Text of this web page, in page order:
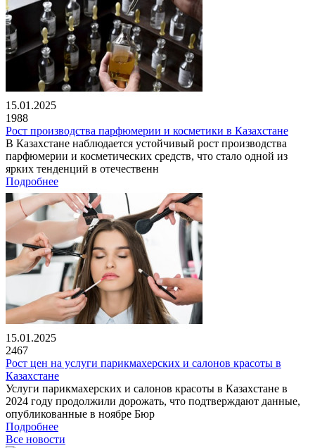
15.01.2025
1988
Рост производства парфюмерии и косметики в Казахстане
В Казахстане наблюдается устойчивый рост производства
парфюмерии и косметических средств, что стало одной из
ярких тенденций в отечественн
Подробнее
15.01.2025
2467
Рост цен на услуги парикмахерских и салонов красоты в
Казахстане
Услуги парикмахерских и салонов красоты в Казахстане в
2024 году продолжили дорожать, что подтверждают данные,
опубликованные в ноябре Бюр
Подробнее
Все новости